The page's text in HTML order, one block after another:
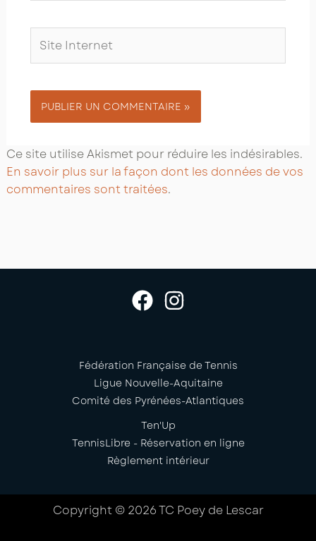
Internet
Ce site utilise Akismet pour réduire les indésirables.
En savoir plus sur la façon dont les données de vos
commentaires sont traitées.
Fédération Française de Tennis
Ligue Nouvelle-Aquitaine
Comité des Pyrénées-Atlantiques
Ten'Up
TennisLibre - Réservation en ligne
Règlement intérieur
Copyright © 2026 TC Poey de Lescar